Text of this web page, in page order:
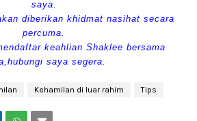
saya.
diberikan khidmat nasihat secara
percuma.
keahlian Shaklee bersama
saya segera.
Kehamilan di luar rahim Tips